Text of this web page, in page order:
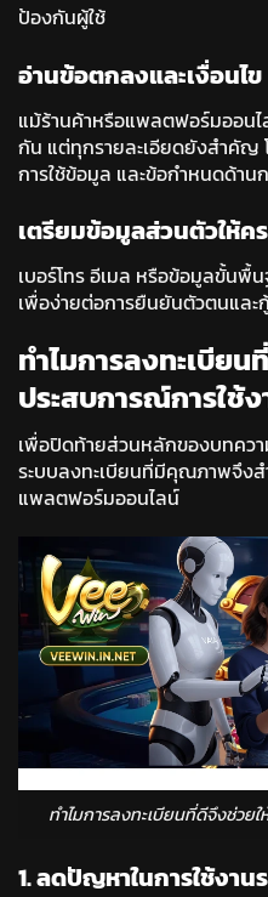
ป้องกันผู้ใช้
อ่านข้อตกลงและเงื่อนไข
แม้ร้านค้าหรือแพลตฟอร์มออน
กัน แต่ทุกรายละเอียดยังสำคัญ
การใช้ข้อมูล และข้อกำหนดด้า
เตรียมข้อมูลส่วนตัวให้ค
เบอร์โทร อีเมล หรือข้อมูลขั้นพื้
เพื่อง่ายต่อการยืนยันตัวตนแล
ทำไมการลงทะเบีย
ประสบการณ์การใช้
เพื่อปิดท้ายส่วนหลักของบทควา
ระบบลงทะเบียนที่มีคุณภาพจึง
แพลตฟอร์มออนไลน์
ทำไมการลงทะเบียนที่ดีจึงช่วย
1. ลดปัญหาในการใช้งาน